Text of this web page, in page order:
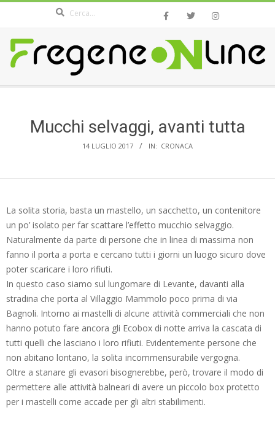
content
FREGENEONLINE.COM
Mucchi selvaggi, avanti tutta
14 LUGLIO 2017 IN: CRONACA
La solita storia, basta un mastello, un sacchetto, un contenitore
un po’ isolato per far scattare l’effetto mucchio selvaggio.
Naturalmente da parte di persone che in linea di massima non
fanno il porta a porta e cercano tutti i giorni un luogo sicuro dove
poter scaricare i loro rifiuti.
In questo caso siamo sul lungomare di Levante, davanti alla
stradina che porta al Villaggio Mammolo poco prima di via
Bagnoli. Intorno ai mastelli di alcune attività commerciali che non
hanno potuto fare ancora gli Ecobox di notte arriva la cascata di
tutti quelli che lasciano i loro rifiuti. Evidentemente persone che
non abitano lontano, la solita incommensurabile vergogna.
Oltre a stanare gli evasori bisognerebbe, però, trovare il modo di
permettere alle attività balneari di avere un piccolo box protetto
per i mastelli come accade per gli altri stabilimenti.